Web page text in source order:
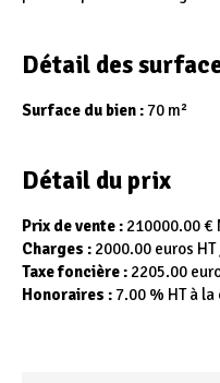
Détail des
Surface du bien : 70 m²
Détail du prix
Prix de vente : 210000.00 €
Charges : 2000.00 euros
Taxe foncière : 2205.00
Honoraires : 7.00 % HT à